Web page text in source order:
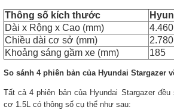
Thông số kích thước
Dài x Rộng x Cao (mm)
Chiều dài cơ sở (mm)
2.780
Khoảng sáng gầm xe (mm)
185
So sánh 4 phiên bản của Hyundai Stargazer
Tất cả 4 phiên bản của Hyundai Stargazer
cơ 1.5L có thông số cụ thể như sau: